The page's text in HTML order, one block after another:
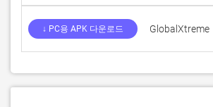
↓ PC용 APK 다운로드 GlobalXtreme